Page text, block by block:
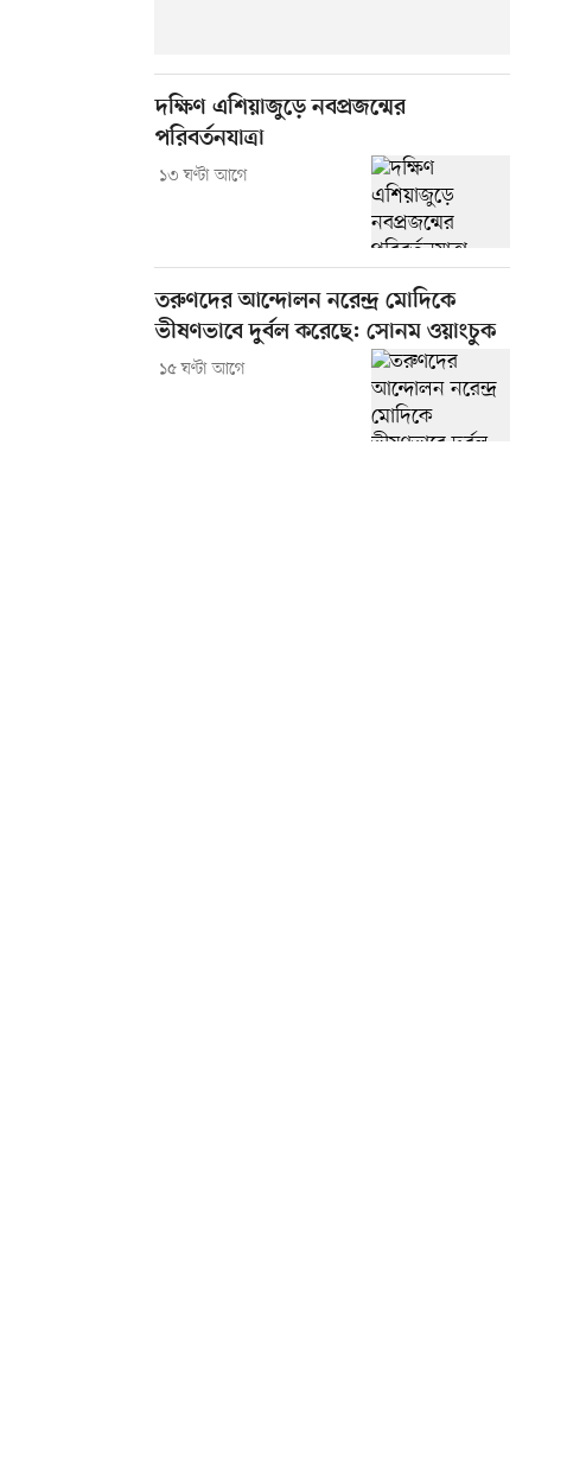
দক্ষিণ এশিয়াজুড়ে নবপ্রজন্মের
পরিবর্তনযাত্রা
১৩ ঘণ্টা আগে
তরুণদের আন্দোলন নরেন্দ্র মোদিকে
ভীষণভাবে দুর্বল করেছে: সোনম ওয়াংচুক
১৫ ঘণ্টা আগে